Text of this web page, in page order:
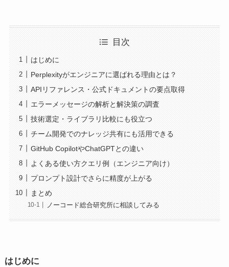
目次
はじめに
Perplexityがエンジニアに選ばれる理由とは？
APIリファレンス・公式ドキュメントの要点取得
エラーメッセージの解析と解決策の調査
技術選定・ライブラリ比較にも役立つ
チーム開発でのナレッジ共有にも活用できる
GitHub CopilotやChatGPTとの違い
よくある使い方クエリ例（エンジニア向け）
プロンプト設計でさらに精度が上がる
まとめ
ノーコード総合研究所に相談してみる
はじめに